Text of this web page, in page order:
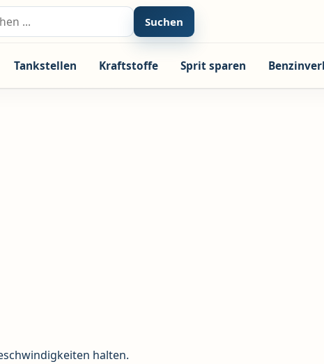
Suchen
Tankstellen Kraftstoffe Sprit sparen
halten.